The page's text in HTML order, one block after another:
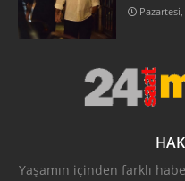
Yaşamın içinden farklı